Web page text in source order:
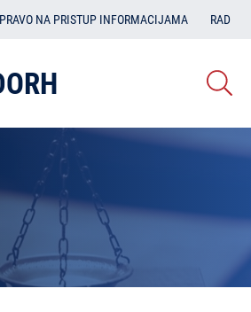
PRAVO NA PRISTUP INFORMACIJAMA RAD